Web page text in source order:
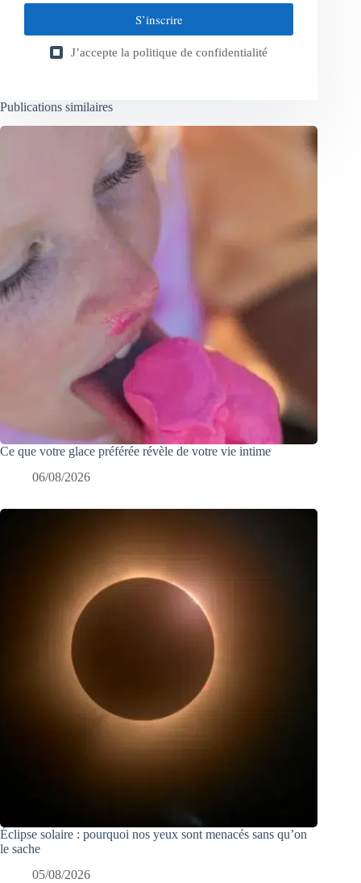
S’inscrire
J’accepte la politique de confidentialité
Publications similaires
Ce que votre glace préférée révèle de votre vie intime
06/08/2026
Éclipse solaire : pourquoi nos yeux sont menacés sans qu’on
le sache
05/08/2026